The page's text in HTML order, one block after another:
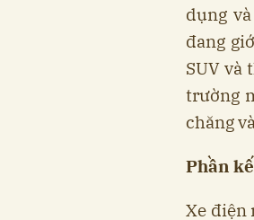
dụng
đang
SUV và
trường
chăng
Phần
Xe điện